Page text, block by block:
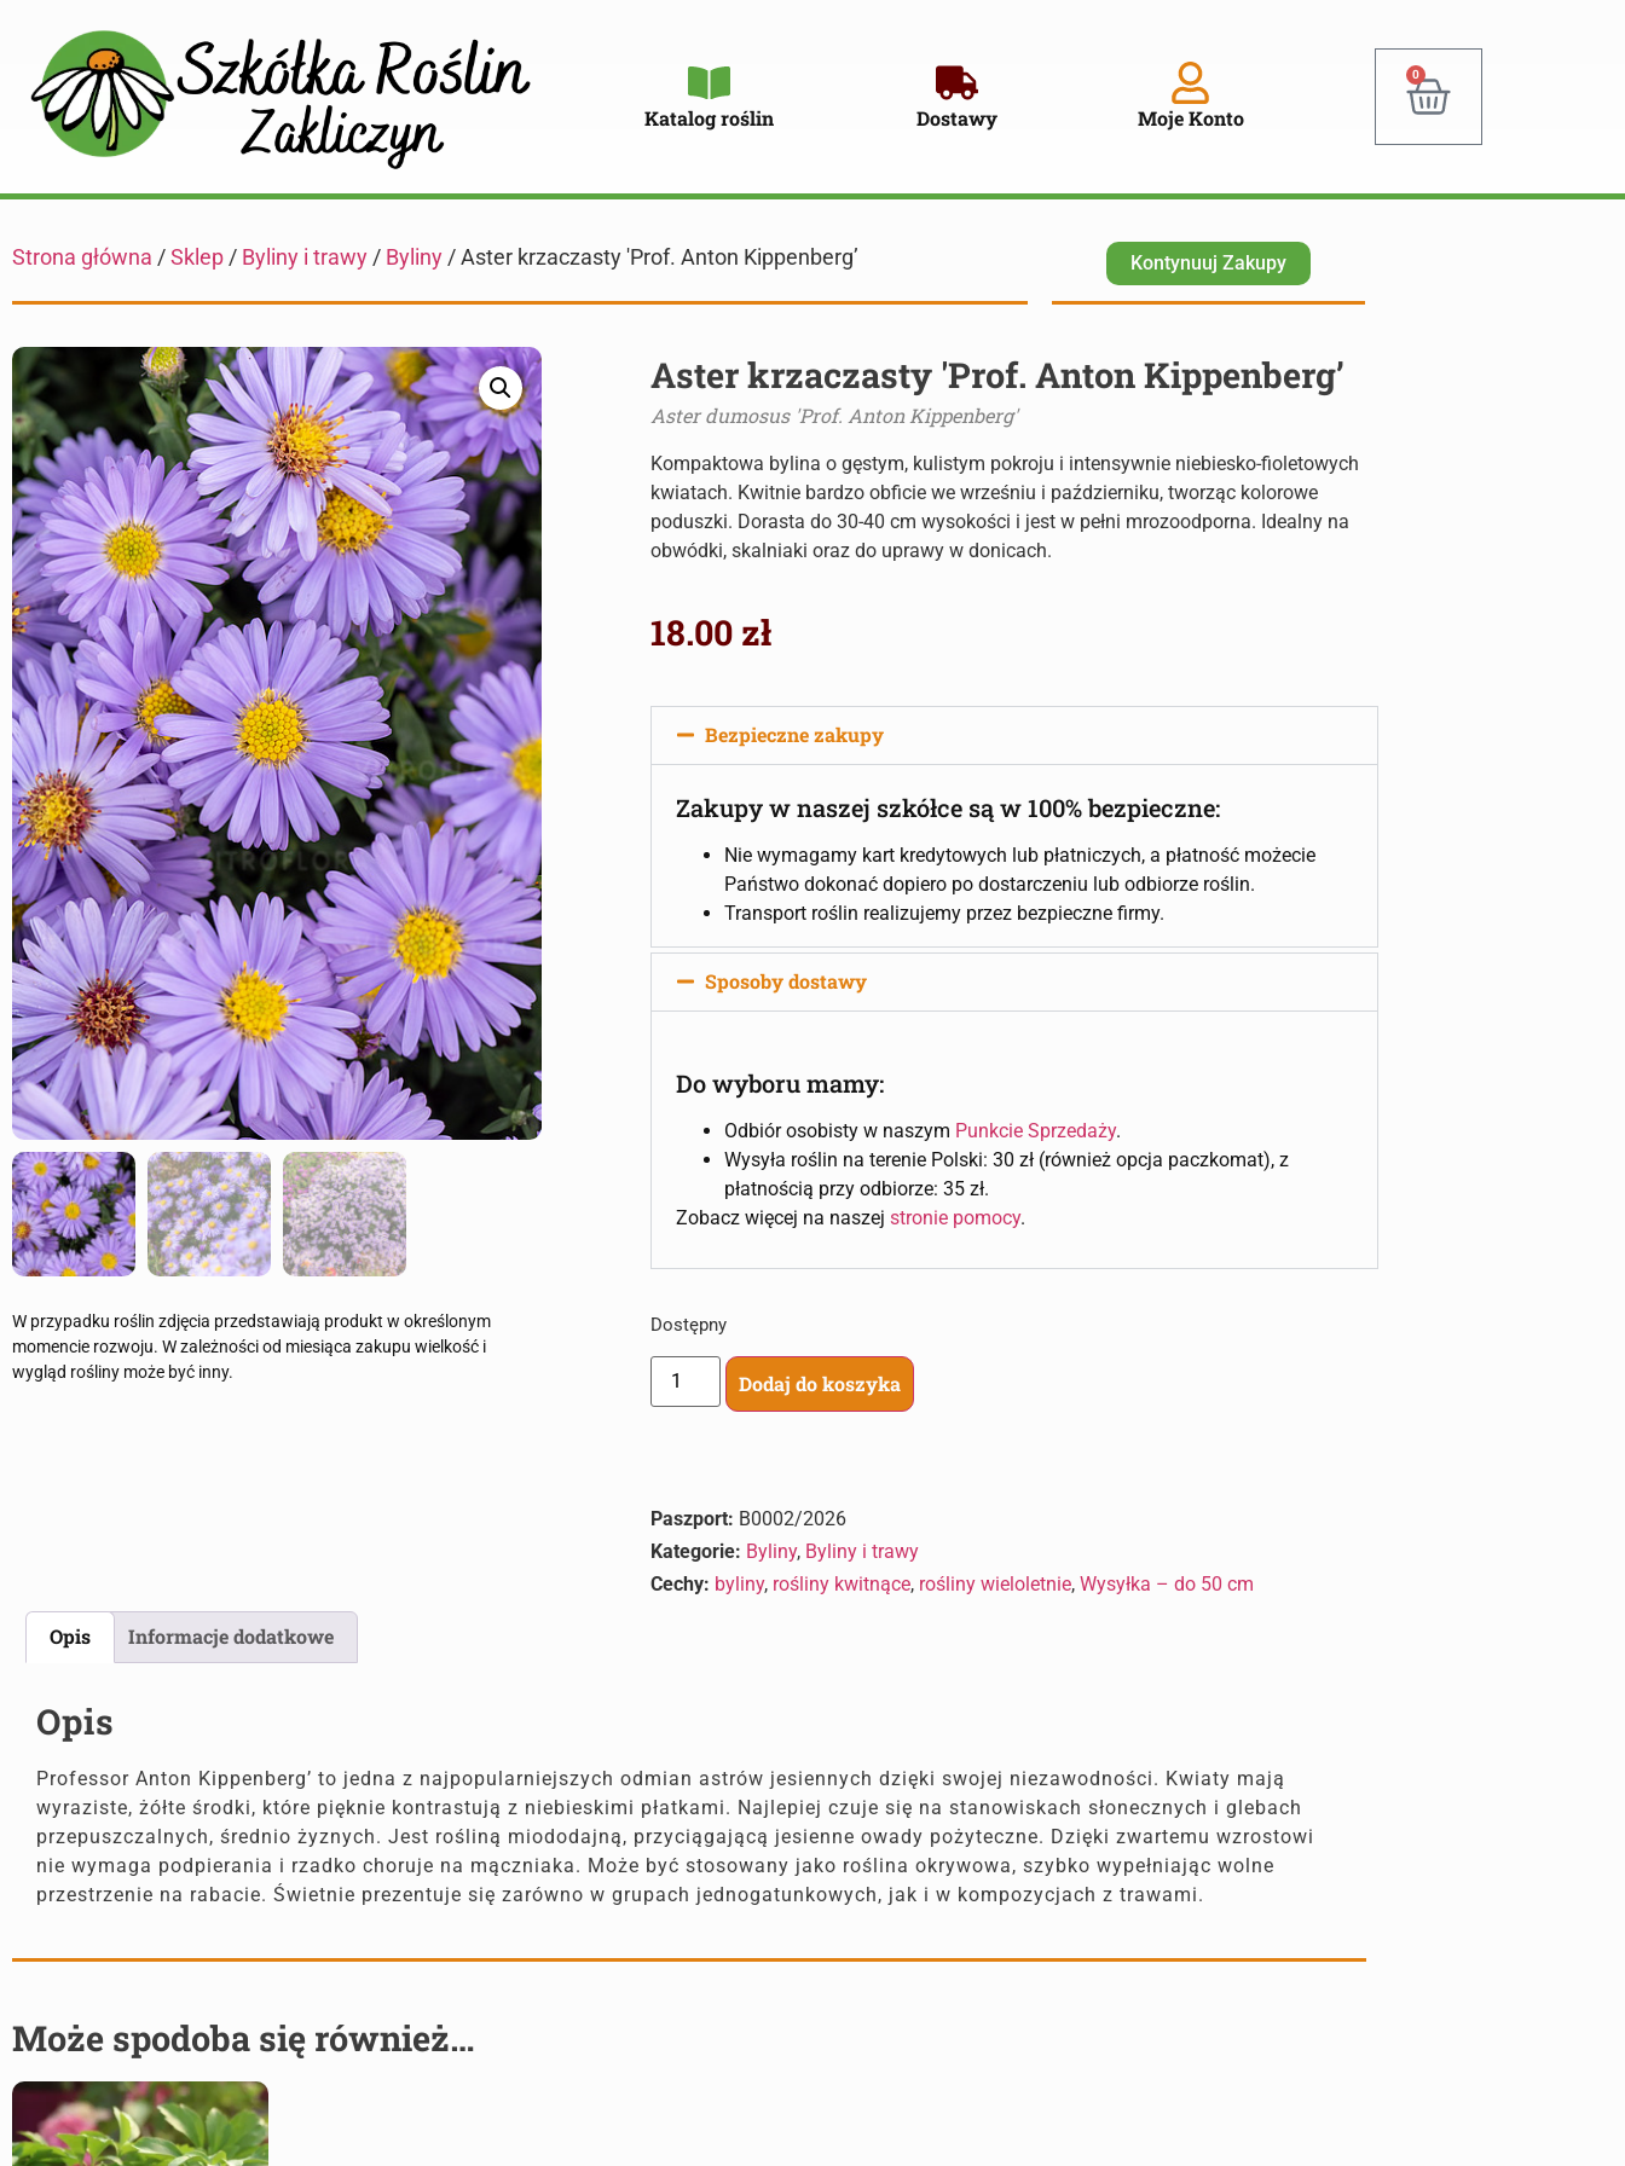
Katalog roślin Dostawy Moje Konto
0
Strona główna / Sklep / Byliny i trawy / Byliny / Aster krzaczasty 'Prof. Anton Kippenberg’ Kontynuuj Zakupy
W przypadku roślin zdjęcia przedstawiają produkt w określonym
momencie rozwoju. W zależności od miesiąca zakupu wielkość i
wygląd rośliny może być inny.
Aster krzaczasty 'Prof. Anton Kippenberg’
Aster dumosus 'Prof. Anton Kippenberg'
Kompaktowa bylina o gęstym, kulistym pokroju i intensywnie niebiesko-fioletowych
kwiatach. Kwitnie bardzo obficie we wrześniu i październiku, tworząc kolorowe
poduszki. Dorasta do 30-40 cm wysokości i jest w pełni mrozoodporna. Idealny na
obwódki, skalniaki oraz do uprawy w donicach.
18.00 zł
Bezpieczne zakupy
Zakupy w naszej szkółce są w 100% bezpieczne:
Nie wymagamy kart kredytowych lub płatniczych, a płatność możecie
Państwo dokonać dopiero po dostarczeniu lub odbiorze roślin.
Transport roślin realizujemy przez bezpieczne firmy.
Sposoby dostawy
Do wyboru mamy:
Odbiór osobisty w naszym Punkcie Sprzedaży.
Wysyła roślin na terenie Polski: 30 zł (również opcja paczkomat), z
płatnością przy odbiorze: 35 zł.
Zobacz więcej na naszejstronie pomocy.
Dostępny
Dodaj do koszyka
Paszport: B0002/2026
Kategorie: Byliny, Byliny i trawy
Cechy: byliny, rośliny kwitnące, rośliny wieloletnie,Wysyłka – do 50 cm
Opis Informacje dodatkowe
Opis
Professor Anton Kippenberg’ to jedna z najpopularniejszych odmian astrów jesiennych dzięki swojej niezawodności. Kwiaty mają
wyraziste, żółte środki, które pięknie kontrastują z niebieskimi płatkami. Najlepiej czuje się na stanowiskach słonecznych i glebach
przepuszczalnych, średnio żyznych. Jest rośliną miododajną, przyciągającą jesienne owady pożyteczne. Dzięki zwartemu wzrostowi
nie wymaga podpierania i rzadko choruje na mączniaka. Może być stosowany jako roślina okrywowa, szybko wypełniając wolne
przestrzenie na rabacie. Świetnie prezentuje się zarówno w grupach jednogatunkowych, jak i w kompozycjach z trawami.
Może spodoba się również…